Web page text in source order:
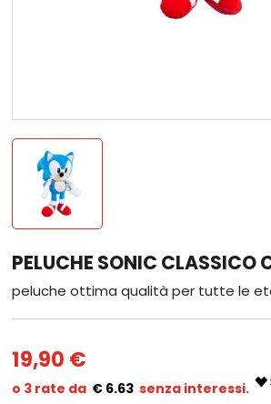
PELUCHE SONIC CLASSICO
peluche ottima qualità per tutte le
19,90 €
€ 6.63